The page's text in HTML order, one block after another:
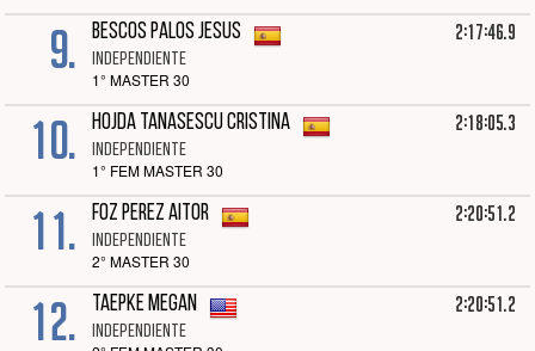
9. BESCOS PALOS JESUS
INDEPENDIENTE
1° MASTER 30
2:17:46.9
10. HOJDA TANASESCU CRISTINA
INDEPENDIENTE
1° FEM MASTER 30
2:18:05.3
11. FOZ PEREZ AITOR
INDEPENDIENTE
2° MASTER 30
2:20:51.2
12. TAEPKE MEGAN
INDEPENDIENTE
2:20:51.2